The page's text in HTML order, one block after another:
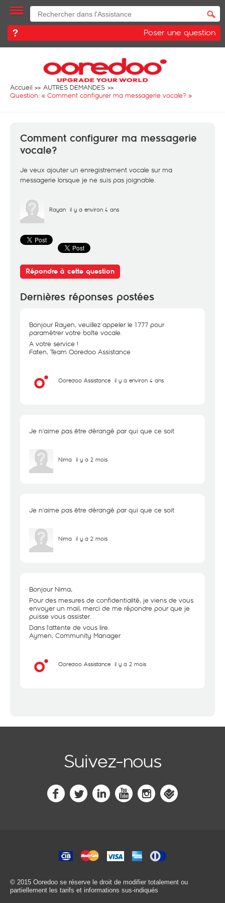
Poser une question
Accueil
AUTRES DEMANDES
Question: « Comment configurer ma messagerie vocale? »
Comment configurer ma messagerie
vocale?
Je veux ajouter un enregistrement vocale sur ma
messagerie lorsque je ne suis pas joignable.
Rayan il y a environ 4 ans
Répondre à cette question
Dernières réponses postées
Bonjour Rayen, veuillez appeler le 1777 pour
paramétrer votre boîte vocale.
A votre service !
Faten, Team Ooredoo Assistance
Ooredoo Assistance il y a environ 4 ans
Je n'aime pas être dérangé par qui que ce soit
Nima il y a 2 mois
Je n'aime pas être dérangé par qui que ce soit
Nima il y a 2 mois
Bonjour Nima,
Pour des mesures de confidentialité, je viens de vous
envoyer un mail, merci de me répondre pour que je
puisse vous assister.
Dans l'attente de vous lire.
Aymen, Community Manager
Ooredoo Assistance il y a 2 mois
Suivez-nous
© 2015 Ooredoo se réserve le droit de modifier totalement ou
partiellement les tarifs et informations sus-indiqués